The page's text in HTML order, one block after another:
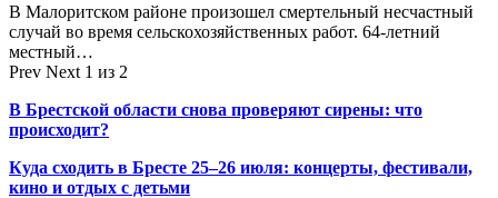
В Малоритском районе произошел смертельный несчастный
случай во время сельскохозяйственных работ. 64-летний
местный…
Prev Next 1 из 2
В Брестской области снова проверяют сирены: что
происходит?
Куда сходить в Бресте 25–26 июля: концерты, фестивали,
кино и отдых с детьми